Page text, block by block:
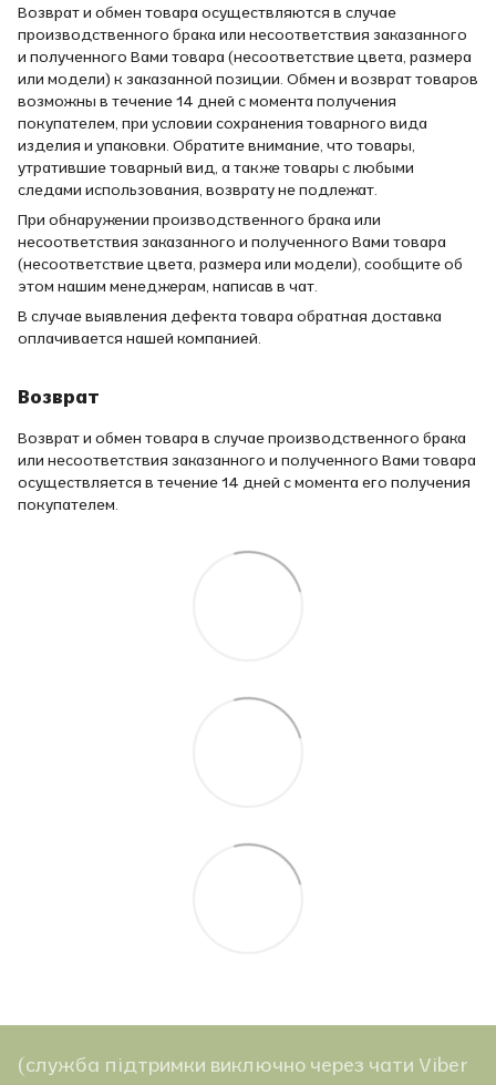
Возврат и обмен товара осуществляются в случае
производственного брака или несоответствия заказанного
и полученного Вами товара (несоответствие цвета, размера
или модели) к заказанной позиции. Обмен и возврат товаров
возможны в течение 14 дней с момента получения
покупателем, при условии сохранения товарного вида
изделия и упаковки. Обратите внимание, что товары,
утратившие товарный вид, а также товары с любыми
следами использования, возврату не подлежат.
При обнаружении производственного брака или
несоответствия заказанного и полученного Вами товара
(несоответствие цвета, размера или модели), сообщите об
этом нашим менеджерам, написав в чат.
В случае выявления дефекта товара обратная доставка
оплачивается нашей компанией.
Возврат
Возврат и обмен товара в случае производственного брака
или несоответствия заказанного и полученного Вами товара
осуществляется в течение 14 дней с момента его получения
покупателем.
(служба підтримки виключно через чати Viber